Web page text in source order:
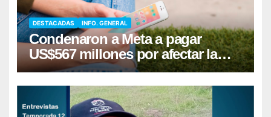
DESTACADAS INFO. GENERAL
Condenaron a Meta a pagar
US$567 millones por afectar la
salud mental de niños